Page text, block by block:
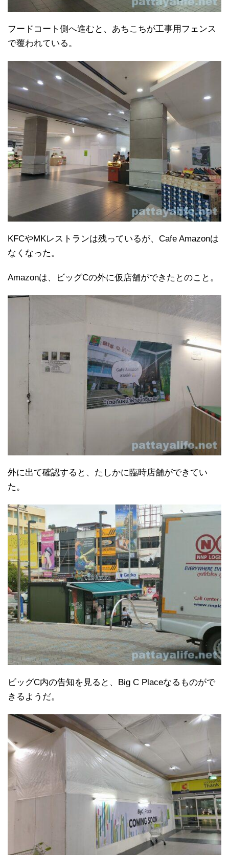
フードコート側へ進むと、あちこちが工事用フェンス
で覆われている。
KFCやMKレストランは残っているが、Cafe Amazonは
なくなった。
Amazonは、ビッグCの外に仮店舗ができたとのこと。
外に出て確認すると、たしかに臨時店舗ができてい
た。
ビッグC内の告知を見ると、Big C Placeなるものがで
きるようだ。